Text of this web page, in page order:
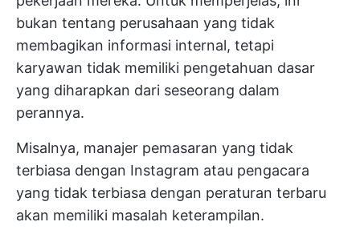
bukan tentang perusahaan yang tidak
membagikan informasi internal, tetapi
karyawan tidak memiliki pengetahuan dasar
yang diharapkan dari seseorang dalam
perannya.
Misalnya, manajer pemasaran yang tidak
terbiasa dengan Instagram atau pengacara
yang tidak terbiasa dengan peraturan terbaru
akan memiliki masalah keterampilan.